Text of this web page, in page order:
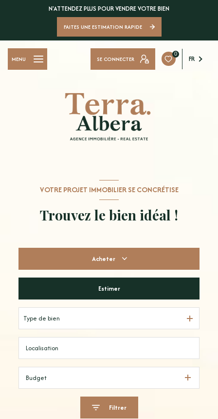
N'ATTENDEZ PLUS POUR VENDRE VOTRE BIEN
FAITES UNE ESTIMATION RAPIDE
SE CONNECTER
0
FR
MENU
VOTRE PROJET IMMOBILIER SE CONCRÉTISE
Trouvez le bien idéal !
Acheter
Estimer
Type de bien
Budget
Filtrer